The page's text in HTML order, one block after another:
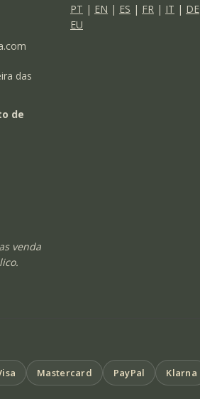
das
de
venda
PT | EN | ES | FR | IT | DE
EU
Mastercard PayPal Klarna